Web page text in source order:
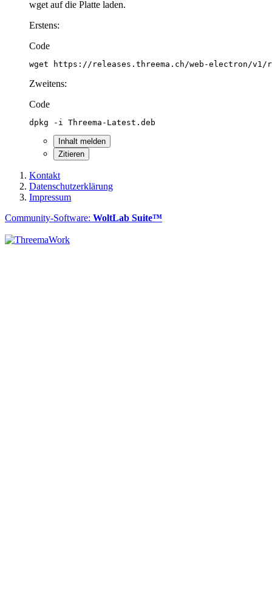
wget auf die Platte laden.
Erstens:
Code
wget https://releases.threema.ch/web-electron/v1/
Zweitens:
Code
dpkg -i Threema-Latest.deb
Inhalt melden
Zitieren
Kontakt
Datenschutzerklärung
Impressum
Community-Software: WoltLab Suite™